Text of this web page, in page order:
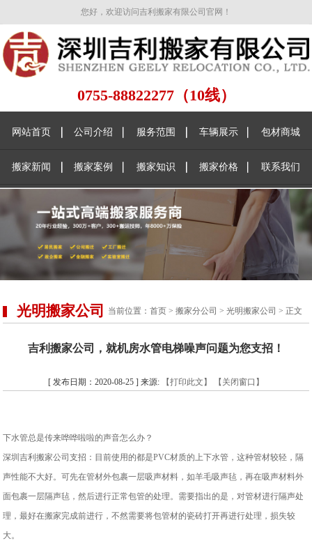
您好，欢迎访问吉利搬家有限公司官网！
0755-88822277（10线）
网站首页 公司介绍 服务范围 车辆展示 包材商城
搬家新闻 搬家案例 搬家知识 搬家价格 联系我们
光明搬家公司 当前位置： 首页> 搬家分公司 > 光明搬家公司 > 正文
吉利搬家公司，就机房水管电梯噪声问题为您支招！
[ 发布日期：2020-08-25 ] 来源: 【打印此文】 【关闭窗口】
下水管总是传来哗哗啦啦的声音怎么办 ？
深圳吉利搬家公司支招： 目前使用的都是PVC材质的上下水管，这种管材较轻，隔
声性能不大好。可先在管材外包裹一层吸声材料，如羊毛吸声毡，再在吸声材料外
面包裹一层隔声毡，然后进行正常包管的处理。需要指出的是，对管材进行隔声处
理，最好在搬家完成前进行，不然需要将包管材的瓷砖打开再进行处理，损失较
大。